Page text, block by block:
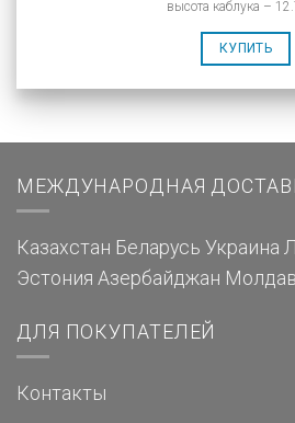
высота каблука –
КУПИТЬ
МЕЖДУНАРОДНАЯ
Казахстан Беларусь Украина
Эстония Азербайджан
ДЛЯ ПОКУПАТЕЛЕЙ
Контакты